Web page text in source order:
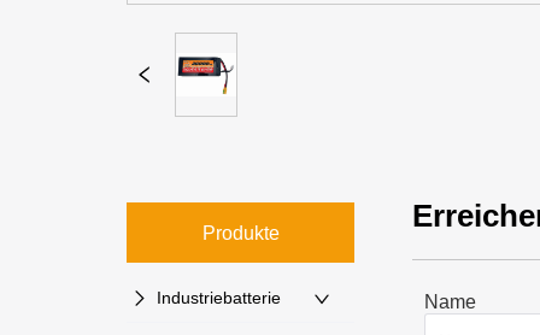
Produkte
Industriebatterie Name